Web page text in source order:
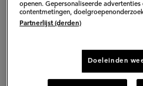
roggebroodjes met gerookte
buikspek vallen goed in de
openen. Gepersonaliseerde
contentmetingen,
Partnerlijst (derden)
Doeleinden